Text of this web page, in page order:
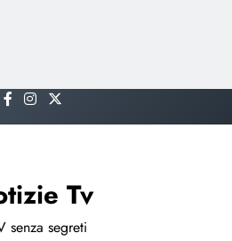
Tv
senza segreti